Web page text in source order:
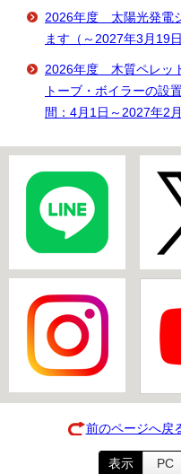
2026年度 太陽光発電
ます（～2027年3月19
2026年度 木質ペレッ
トーブ・ボイラーの設
間：4月1日～2027年2
前のページへ戻
表示 PC